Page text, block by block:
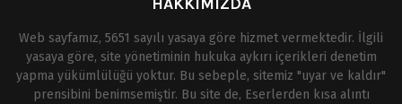
Web sayfamız, 5651 sayılı yasaya göre hizmet vermektedir. İlgili
yasaya göre, site yönetiminin hukuka aykırı içerikleri denetim
yapma yükümlülüğü yoktur. Bu sebeple, sitemiz "uyar ve kaldır"
prensibini benimsemiştir. Bu site de, Eserlerden kısa alıntı